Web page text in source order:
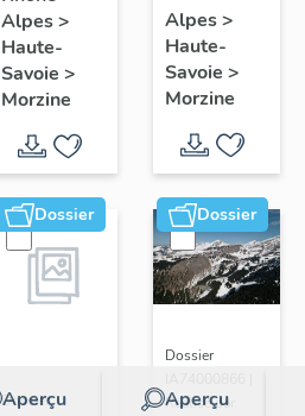
galerie
marchande ;
établissement
administratif ;
salle de
spectacle
Alpes>
Haute-
Savoie >
Morzine
Alpes>
Haute-
Savoie >
Morzine
Dossier
Aperçu
Dossier
Dossier
Aperçu
Dossier
Réalisé par